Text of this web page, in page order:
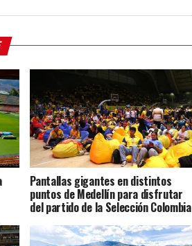
Pantallas gigantes en distintos
puntos de Medellín para disfrutar
del partido de la Selección Colombia